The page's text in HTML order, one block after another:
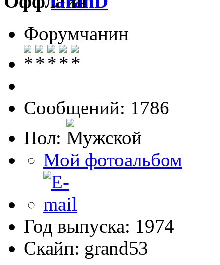
Форумчанин
Сообщений: 1786
Пол:
Мой фотоальбом
Год выпуска: 1974
Скайп: grand53